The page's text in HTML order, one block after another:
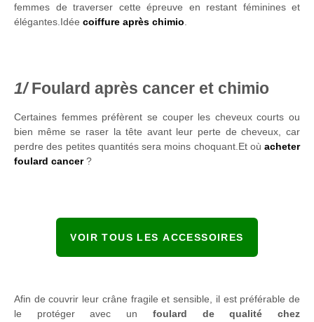
femmes de traverser cette épreuve en restant féminines et
élégantes.Idée coiffure après chimio
Foulard après cancer et chimio
Certaines femmes préfèrent se couper les cheveux courts ou
bien même se raser la tête avant leur perte de cheveux, car
perdre des petites quantités sera moins choquant.Et où acheter
foulard cancer?
VOIR TOUS LES ACCESSOIRES
Afin de couvrir leur crâne fragile et sensible, il est préférable de
le protéger avec un foulard de qualité chez